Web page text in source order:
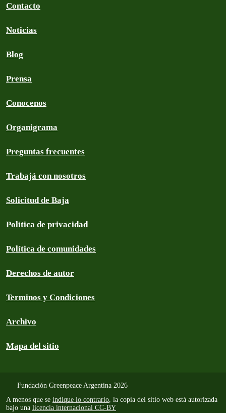
Contacto
Noticias
Blog
Prensa
Conocenos
Organigrama
Preguntas frecuentes
Trabajá con nosotros
Solicitud de Baja
Política de privacidad
Política de comunidades
Derechos de autor
Terminos y Condiciones
Archivo
Mapa del sitio
Fundación Greenpeace Argentina 2026
A menos que se indique lo contrario, la copia del sitio web está autorizada
bajo una licencia internacional CC-BY